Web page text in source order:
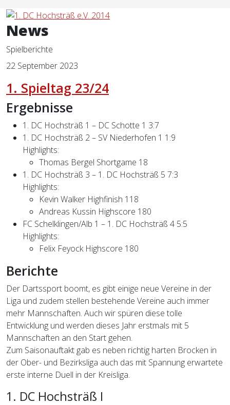
News
Spielberichte
22 September 2023
1. Spieltag 23/24
Ergebnisse
1. DC Hochsträß 1 – DC Schotte 1 3:7
1. DC Hochsträß 2 – SV Niederhofen 1 1:9
Highlights:
Thomas Bergel Shortgame 18
1. DC Hochsträß 3 – 1. DC Hochsträß 5 7:3
Highlights:
Kevin Walker Highfinish 118
Andreas Kussin Highscore 180
FC Schelklingen/Alb 1 – 1. DC Hochsträß 4 5:5
Highlights:
Felix Feyock Highscore 180
Berichte
Der Dartssport boomt, es gibt einige neue Vereine in der
Liga und zudem stellen bestehende Vereine auch immer
mehr Mannschaften. Auch wir spüren diese tolle
Entwicklung und werden dieses Jahr erstmals mit 5
Mannschaften an den Start gehen.
Zum Saisonauftakt gab es neben richtig harten Brocken in
der Ober- und Bezirksliga auch das mit Spannung erwartete
erste interne Duell in der Kreisliga.
1. DC Hochsträß I